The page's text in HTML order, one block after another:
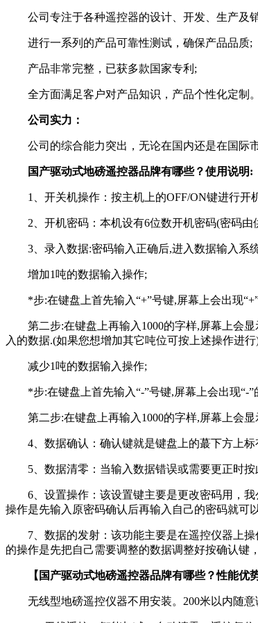
公司专注于各种遥控器的设计、开发、生产及
进行一系列的产品可靠性测试，确保产品品质;
产品非常完整，已获多款国家专利;
全方面满足客户对产品知识，产品个性化定制。
公司实力：
公司的综合能力突出，无论在国内还是在国际
国产驱动式地磅遥控器品牌有哪些？使用说明:
1、开关机操作：按主机上的OFF/ON键进行开机
2、开机密码：本机设有6位数开机密码(密码由
3、录入数据:密码输入正确后,进入数据输入系
增加1吨的数据输入操作;
*步:在键盘上首先输入“+”号键,屏幕上会出现“+”
第二步:在键盘上再输入1000的字样,屏幕上会显
入的数据.(如果您想增加其它吨位可按上述操作进行
减少1吨的数据输入操作;
*步:在键盘上首先输入“-”号键,屏幕上会出现“-”
第二步:在键盘上再输入1000的字样,屏幕上会显
4、数据确认：确认键就是键盘上的蕞下方上标
5、数据清零：当输入数据错误或需要更正时按
6、设置操作：该设置键主要是更改密码用，我
操作是先输入原密码确认后再输入自己的密码就可
7、数据的发射：该功能主要是在遥控仪器上操
的操作是先把自己需要调整的数据调整好按确认键
【国产驱动式地磅遥控器品牌有哪些？性能优
无线型地磅遥控仪器不用安装。200米以内随意